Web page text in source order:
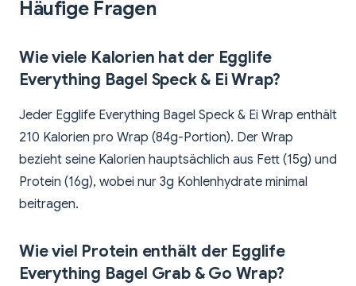
Häufige Fragen
Wie viele Kalorien hat der Egglife
Everything Bagel Speck & Ei Wrap?
Jeder Egglife Everything Bagel Speck & Ei Wrap enthält
210 Kalorien pro Wrap (84g-Portion). Der Wrap
bezieht seine Kalorien hauptsächlich aus Fett (15g) und
Protein (16g), wobei nur 3g Kohlenhydrate minimal
beitragen.
Wie viel Protein enthält der Egglife
Everything Bagel Grab & Go Wrap?